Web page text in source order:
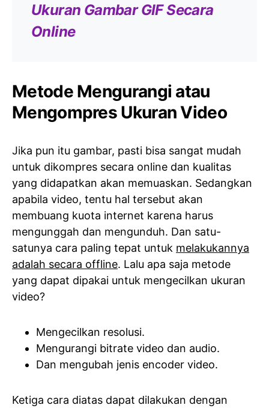
Ukuran Gambar GIF Secara
Online
Metode Mengurangi atau
Mengompres Ukuran Video
Jika pun itu gambar, pasti bisa sangat mudah
untuk dikompres secara online dan kualitas
yang didapatkan akan memuaskan. Sedangkan
apabila video, tentu hal tersebut akan
membuang kuota internet karena harus
mengunggah dan mengunduh. Dan satu-
satunya cara paling tepat untuk melakukannya
adalah secara offline. Lalu apa saja metode
yang dapat dipakai untuk mengecilkan ukuran
video?
Mengecilkan resolusi.
Mengurangi bitrate video dan audio.
Dan mengubah jenis encoder video.
Ketiga cara diatas dapat dilakukan dengan